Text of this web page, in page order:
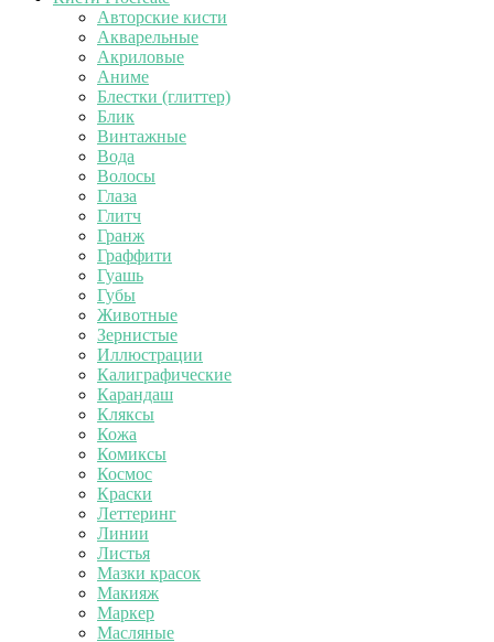
Авторские кисти
Акварельные
Акриловые
Аниме
Блестки (глиттер)
Блик
Винтажные
Вода
Волосы
Глаза
Глитч
Гранж
Граффити
Гуашь
Губы
Животные
Зернистые
Иллюстрации
Калиграфические
Карандаш
Кляксы
Кожа
Комиксы
Космос
Краски
Леттеринг
Линии
Листья
Мазки красок
Макияж
Маркер
Масляные